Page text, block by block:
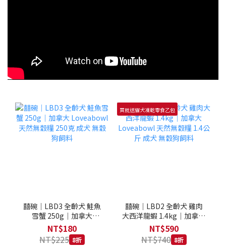
囍碗｜LBD3 全齡犬 鮭魚
雪蟹 250g｜加拿大
Loveabowl 天然無穀糧
250克 成犬 無穀狗飼料
NT$180
NT$225 8折
買就送貓犬凍乾零食乙包
囍碗｜LBD2 全齡犬 雞肉
大西洋龍蝦 1.4kg｜加拿大
Loveabowl 天然無穀糧
1.4公斤 成犬 無穀狗飼料
NT$590
NT$740 8折